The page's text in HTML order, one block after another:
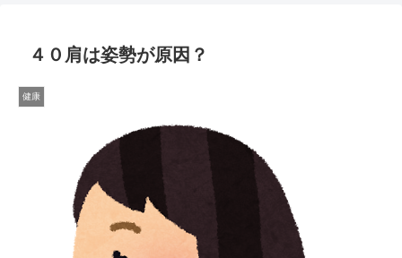
４０肩は姿勢が原因？
健康